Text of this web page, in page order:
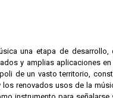
una etapa de
y amplias aplicaciones
de un vasto territorio,
renovados usos de la